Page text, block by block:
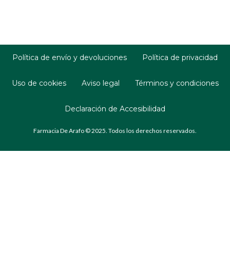
Política de envío y devoluciones Política de privacidad
Uso de cookies Aviso legal Términos y condiciones
Declaración de Accesibilidad
Farmacia De Arafo © 2025. Todos los derechos reservados.